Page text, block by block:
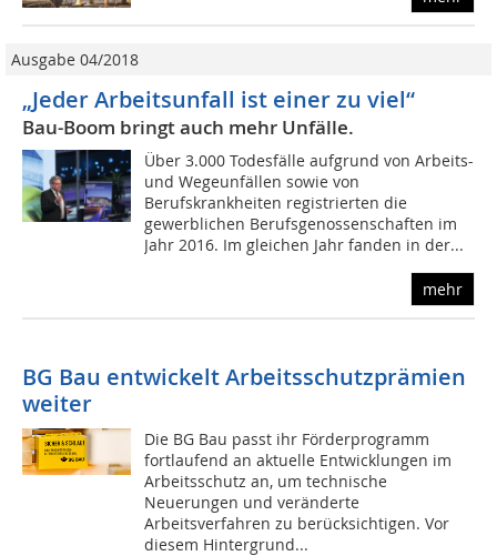
Ausgabe 04/2018
„Jeder Arbeitsunfall ist einer zu viel“
Bau-Boom bringt auch mehr Unfälle.
Über 3.000 Todesfälle aufgrund von Arbeits-
und Wegeunfällen sowie von
Berufskrankheiten registrierten die
gewerblichen Berufsgenossenschaften im
Jahr 2016. Im gleichen Jahr fanden in der...
mehr
BG Bau entwickelt Arbeitsschutzprämien
weiter
Die BG Bau passt ihr Förderprogramm
fortlaufend an aktuelle Entwicklungen im
Arbeitsschutz an, um technische
Neuerungen und veränderte
Arbeitsverfahren zu berücksichtigen. Vor
diesem Hintergrund...